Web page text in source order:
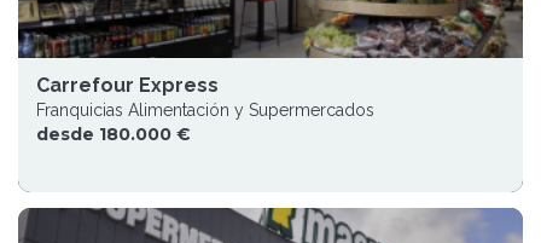
Carrefour Express
Franquicias Alimentación y Supermercados
desde 180.000 €